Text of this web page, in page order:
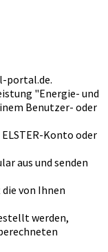
portal.de.
"Energie- und
Benutzer- oder
Konto oder
aus und senden
von Ihnen
werden,